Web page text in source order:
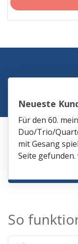
Neueste
Für den 60.
Duo/Trio/
mit Gesang
Seite
So